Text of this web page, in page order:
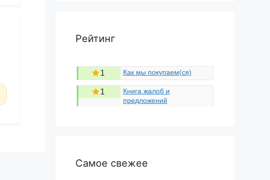
Рейтинг
1 Как мы покупаем(ся)
1
Книга жалоб и
предложений
Самое свежее